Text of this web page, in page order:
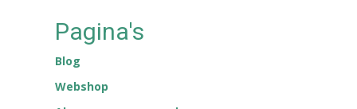
Pagina's
Blog
Webshop